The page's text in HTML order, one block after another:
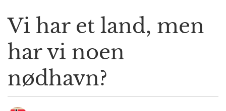
a
i
Vi har et land, men
har vi noen
nødhavn?